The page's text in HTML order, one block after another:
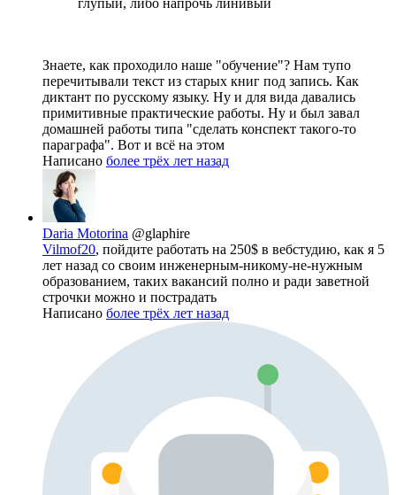
глупый, либо напрочь линивый
Знаете, как проходило наше "обучение"? Нам тупо
перечитывали текст из старых книг под запись. Как
диктант по русскому языку. Ну и для вида давались
примитивные практические работы. Ну и был завал
домашней работы типа "сделать конспект такого-то
параграфа". Вот и всё на этом
Написано более трёх лет назад
Daria Motorina @glaphire
Vilmof20, пойдите работать на 250$ в вебстудию, как я 5
лет назад со своим инженерным-никому-не-нужным
образованием, таких вакансий полно и ради заветной
строчки можно и пострадать
Написано более трёх лет назад